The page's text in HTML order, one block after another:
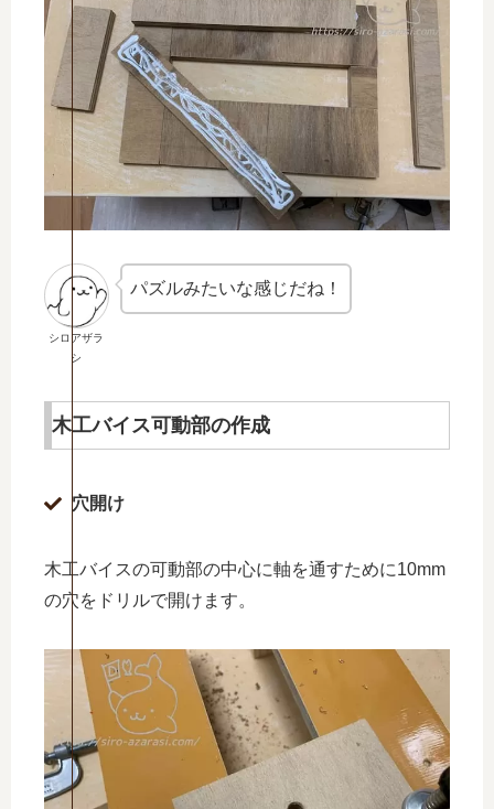
シロアザラ
シ
パズルみたいな感じだね！
木工バイス可動部の作成
穴開け
木工バイスの可動部の中心に軸を通すために10mm
の穴をドリルで開けます。